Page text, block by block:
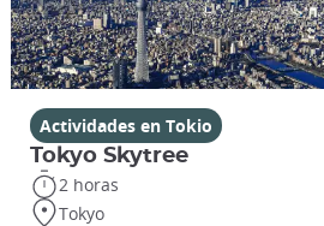
Actividades en Tokio
Tokyo Skytree
2 horas
Tokyo